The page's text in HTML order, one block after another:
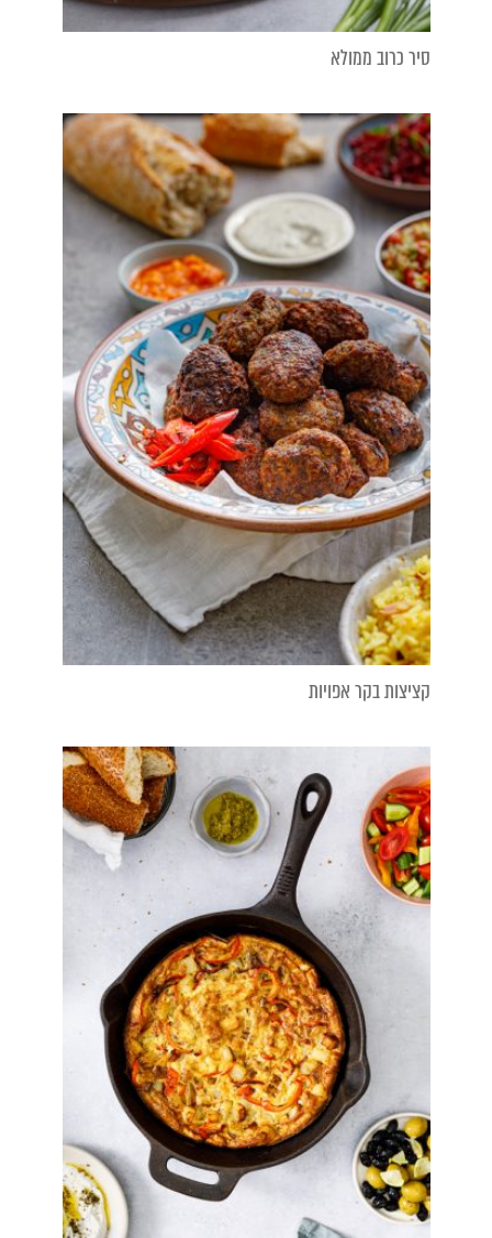
סיר כרוב ממולא
קציצות בקר אפויות